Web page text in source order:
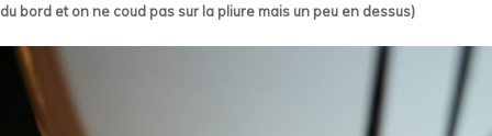
du bord et on ne coud pas sur la pliure mais un peu en dessus)